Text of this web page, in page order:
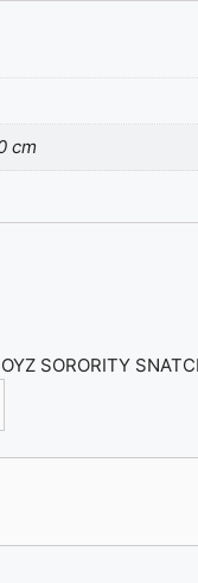
cm
SORORITY